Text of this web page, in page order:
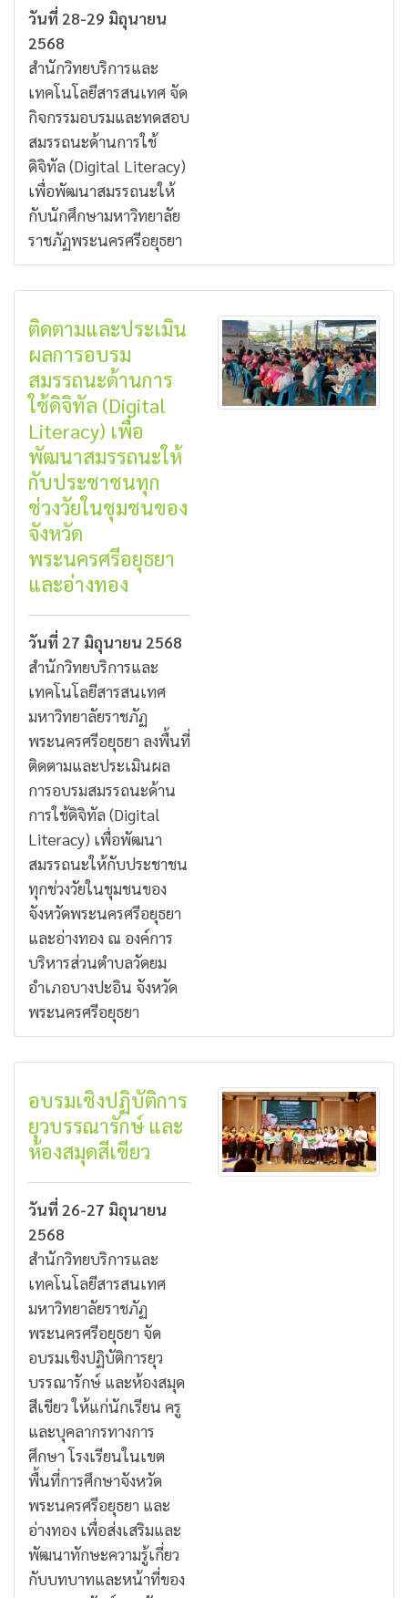
วันที่ 28-29 มิถุนายน
2568
สำนักวิทยบริการและ
เทคโนโลยีสารสนเทศ จัด
กิจกรรมอบรมและทดสอบ
สมรรถนะด้านการใช้
ดิจิทัล (Digital Literacy)
เพื่อพัฒนาสมรรถนะให้
กับนักศึกษามหาวิทยาลัย
ราชภัฏพระนครศรีอยุธยา
ติดตามและประเมิน
ผลการอบรม
สมรรถนะด้านการ
ใช้ดิจิทัล (Digital
Literacy) เพื่อ
พัฒนาสมรรถนะให้
กับประชาชนทุก
ช่วงวัยในชุมชนของ
จังหวัด
พระนครศรีอยุธยา
และอ่างทอง
วันที่ 27 มิถุนายน 2568
สำนักวิทยบริการและ
เทคโนโลยีสารสนเทศ
มหาวิทยาลัยราชภัฏ
พระนครศรีอยุธยา ลงพื้นที่
ติดตามและประเมินผล
การอบรมสมรรถนะด้าน
การใช้ดิจิทัล (Digital
Literacy) เพื่อพัฒนา
สมรรถนะให้กับประชาชน
ทุกช่วงวัยในชุมชนของ
จังหวัดพระนครศรีอยุธยา
และอ่างทอง ณ องค์การ
บริหารส่วนตำบลวัดยม
อำเภอบางปะอิน จังหวัด
พระนครศรีอยุธยา
อบรมเชิงปฏิบัติการ
ยุวบรรณารักษ์ และ
ห้องสมุดสีเขียว
วันที่ 26-27 มิถุนายน
2568
สำนักวิทยบริการและ
เทคโนโลยีสารสนเทศ
มหาวิทยาลัยราชภัฏ
พระนครศรีอยุธยา จัด
อบรมเชิงปฏิบัติการยุว
บรรณารักษ์ และห้องสมุด
สีเขียว ให้แก่นักเรียน ครู
และบุคลากรทางการ
ศึกษา โรงเรียนในเขต
พื้นที่การศึกษาจังหวัด
พระนครศรีอยุธยา และ
อ่างทอง เพื่อส่งเสริมและ
พัฒนาทักษะความรู้เกี่ยว
กับบทบาทและหน้าที่ของ